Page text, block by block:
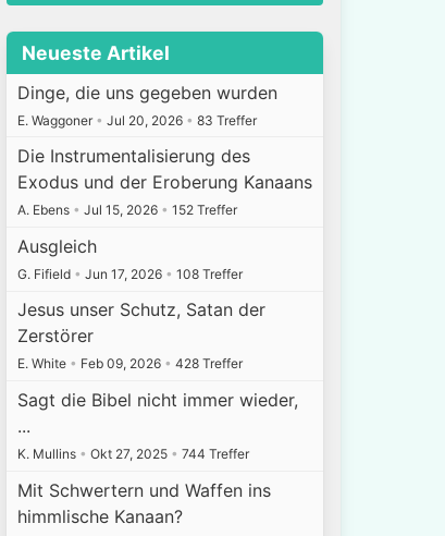
Neueste Artikel
Dinge, die uns gegeben wurden
E. Waggoner • Jul 20, 2026 • 83 Treffer
Die Instrumentalisierung des
Exodus und der Eroberung Kanaans
A. Ebens • Jul 15, 2026 • 152 Treffer
Ausgleich
G. Fifield • Jun 17, 2026 • 108 Treffer
Jesus unser Schutz, Satan der
Zerstörer
E. White • Feb 09, 2026 • 428 Treffer
Sagt die Bibel nicht immer wieder,
...
K. Mullins • Okt 27, 2025 • 744 Treffer
Mit Schwertern und Waffen ins
himmlische Kanaan?